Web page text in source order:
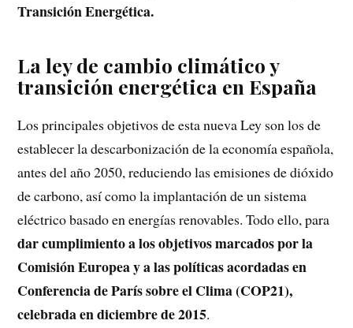
Transición Energética.
La ley de cambio climático y
transición energética en España
Los principales objetivos de esta nueva Ley son los de
establecer la descarbonización de la economía española,
antes del año 2050, reduciendo las emisiones de dióxido
de carbono, así como la implantación de un sistema
eléctrico basado en energías renovables. Todo ello, para
dar cumplimiento a los objetivos marcados por la
Comisión Europea y a las políticas acordadas en
Conferencia de París sobre el Clima (COP21),
celebrada en diciembre de 2015.